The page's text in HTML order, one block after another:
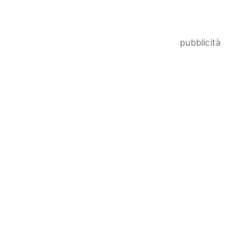
pubblicità